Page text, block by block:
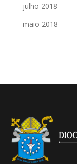
julho 2018
maio 2018